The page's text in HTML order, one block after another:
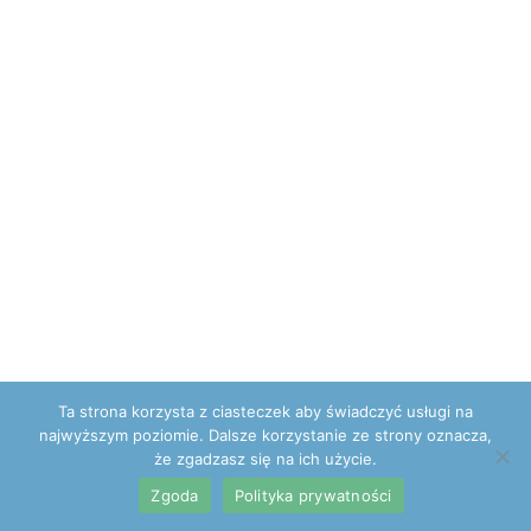
Ta strona korzysta z ciasteczek aby świadczyć usługi na
najwyższym poziomie. Dalsze korzystanie ze strony oznacza,
że zgadzasz się na ich użycie.
Zgoda
Polityka prywatności